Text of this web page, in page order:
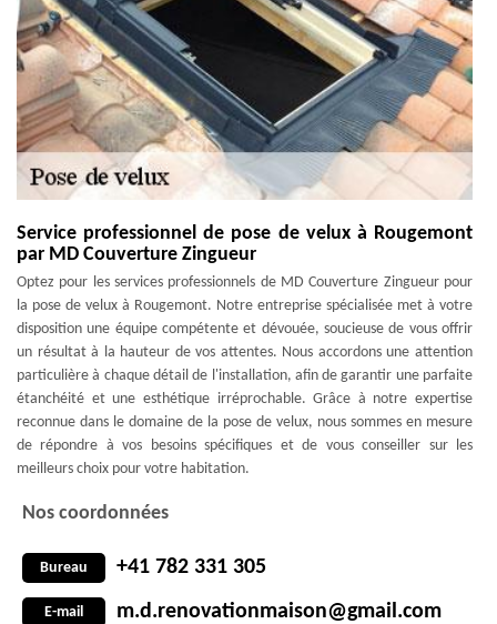
Service professionnel de pose de velux à Rougemont
par MD Couverture Zingueur
Optez pour les services professionnels de MD Couverture Zingueur pour
la pose de velux à Rougemont. Notre entreprise spécialisée met à votre
disposition une équipe compétente et dévouée, soucieuse de vous offrir
un résultat à la hauteur de vos attentes. Nous accordons une attention
particulière à chaque détail de l'installation, afin de garantir une parfaite
étanchéité et une esthétique irréprochable. Grâce à notre expertise
reconnue dans le domaine de la pose de velux, nous sommes en mesure
de répondre à vos besoins spécifiques et de vous conseiller sur les
meilleurs choix pour votre habitation.
Nos coordonnées
Bureau +41 782 331 305
E-mail m.d.renovationmaison@gmail.com